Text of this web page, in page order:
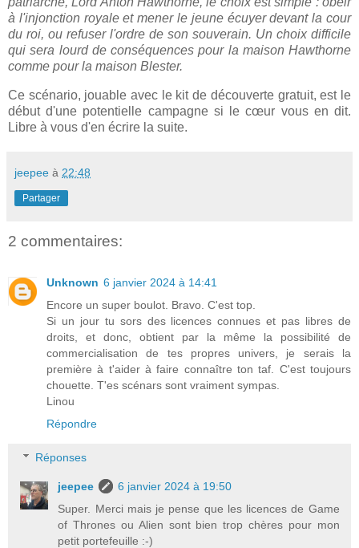
à l'injonction royale et mener le jeune écuyer devant la cour
du roi, ou refuser l'ordre de son souverain. Un choix difficile
qui sera lourd de conséquences pour la maison Hawthorne
comme pour la maison Blester.
Ce scénario, jouable avec le kit de découverte gratuit, est le
début d'une potentielle campagne si le cœur vous en dit.
Libre à vous d'en écrire la suite.
jeepee à 22:48
Partager
2 commentaires:
Unknown 6 janvier 2024 à 14:41
Encore un super boulot. Bravo. C'est top.
Si un jour tu sors des licences connues et pas libres de
droits, et donc, obtient par la même la possibilité de
commercialisation de tes propres univers, je serais la
première à t'aider à faire connaître ton taf. C'est toujours
chouette. T'es scénars sont vraiment sympas.
Linou
Répondre
Réponses
jeepee
6 janvier 2024 à 19:50
Super. Merci mais je pense que les licences de Game
of Thrones ou Alien sont bien trop chères pour mon
petit portefeuille :-)